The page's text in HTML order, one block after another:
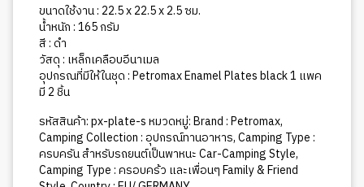
ขนาดใช้งาน : 22.5 x 22.5 x 2.5 ซม.
น้ำหนัก : 165 กรัม
สี : ดำ
วัสดุ : เหล็กเคลือบอีนาเมล
อุปกรณที่มีให้ในชุด : Petromax Enamel Plates black 1 แพค
มี 2 ชิ้น
รหัสสินค้า:px-plate-sหมวดหมู่:Brand : Petromax,
Camping Collection : อุปกรณ์ทานอาหาร,Camping Type :
ครบครัน สำหรับรถยนต์เป็นพาหนะ Car-Camping Style,
Camping Type : ครอบคร้ว และเพื่อนๆ Family & Friend